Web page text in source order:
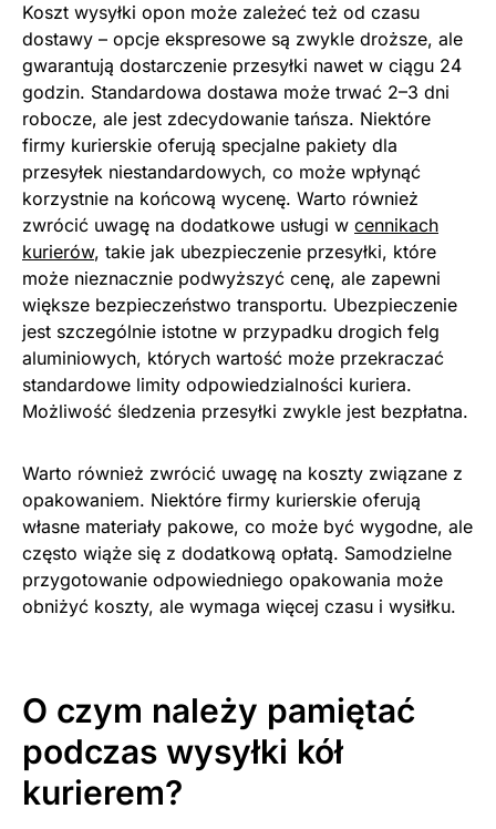
Koszt wysyłki opon może zależeć też od czasu
dostawy – opcje ekspresowe są zwykle droższe, ale
gwarantują dostarczenie przesyłki nawet w ciągu 24
godzin. Standardowa dostawa może trwać 2–3 dni
robocze, ale jest zdecydowanie tańsza. Niektóre
firmy kurierskie oferują specjalne pakiety dla
przesyłek niestandardowych, co może wpłynąć
korzystnie na końcową wycenę. Warto również
zwrócić uwagę na dodatkowe usługi w cennikach
kurierów, takie jak ubezpieczenie przesyłki, które
może nieznacznie podwyższyć cenę, ale zapewni
większe bezpieczeństwo transportu. Ubezpieczenie
jest szczególnie istotne w przypadku drogich felg
aluminiowych, których wartość może przekraczać
standardowe limity odpowiedzialności kuriera.
Możliwość śledzenia przesyłki zwykle jest bezpłatna.
Warto również zwrócić uwagę na koszty związane z
opakowaniem. Niektóre firmy kurierskie oferują
własne materiały pakowe, co może być wygodne, ale
często wiąże się z dodatkową opłatą. Samodzielne
przygotowanie odpowiedniego opakowania może
obniżyć koszty, ale wymaga więcej czasu i wysiłku.
O czym należy pamiętać
podczas wysyłki kół
kurierem?